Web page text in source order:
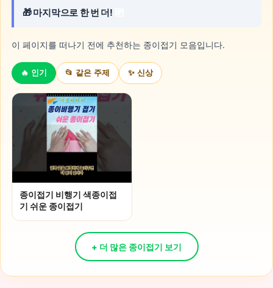
🎁 마지막으로 한 번 더!
이 페이지를 떠나기 전에 추천하는 종이접기 모음입니다.
🔥 인기 📂 같은 주제 ✨ 신상
종이접기 비행기 색종이접
기 쉬운 종이접기
+ 더 많은 종이접기 보기